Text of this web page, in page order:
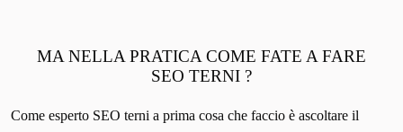
MA NELLA PRATICA COME FATE A FARE
SEO TERNI ?
Come esperto SEO terni a prima cosa che faccio è ascoltare il